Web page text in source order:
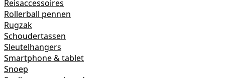
Reisaccessoires
Rollerball pennen
Rugzak
Schoudertassen
Sleutelhangers
Smartphone & tablet
Snoep